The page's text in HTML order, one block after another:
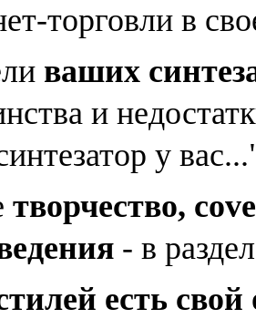
торговли в
ваших
и
у
творчество,
- в
есть